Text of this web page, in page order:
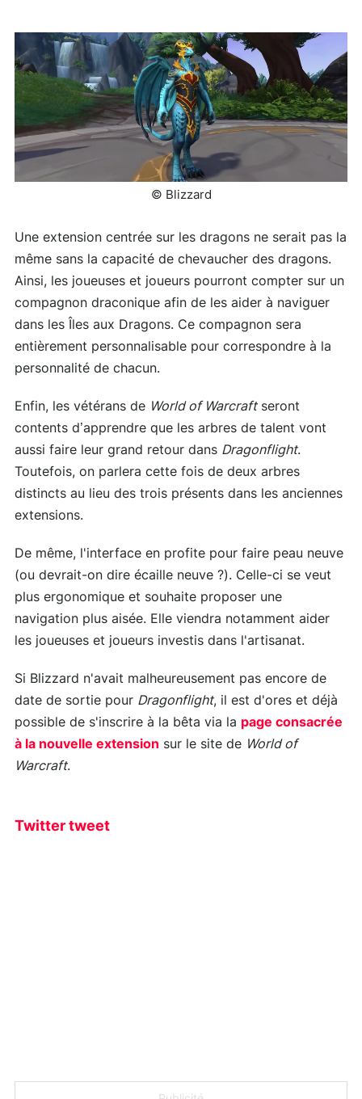
© Blizzard
Une extension centrée sur les dragons ne serait pas la
même sans la capacité de chevaucher des dragons.
Ainsi, les joueuses et joueurs pourront compter sur un
compagnon draconique afin de les aider à naviguer
dans les Îles aux Dragons. Ce compagnon sera
entièrement personnalisable pour correspondre à la
personnalité de chacun.
Enfin, les vétérans de World of Warcraftseront
contents d’apprendre que les arbres de talent vont
aussi faire leur grand retour dans Dragonflight.
Toutefois, on parlera cette fois de deux arbres
distincts au lieu des trois présents dans les anciennes
extensions.
De même, l'interface en profite pour faire peau neuve
(ou devrait-on dire écaille neuve ?). Celle-ci se veut
plus ergonomique et souhaite proposer une
navigation plus aisée. Elle viendra notamment aider
les joueuses et joueurs investis dans l'artisanat.
Si Blizzard n'avait malheureusement pas encore de
date de sortie pour Dragonflight, il est d'ores et déjà
possible de s'inscrire à la bêta via la page consacrée
à la nouvelle extension sur le site de World of
Warcraft.
Twitter tweet